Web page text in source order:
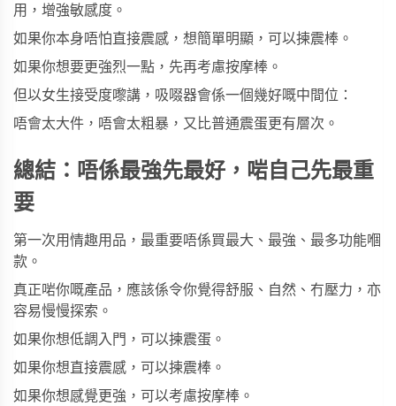
用，增強敏感度。
如果你本身唔怕直接震感，想簡單明顯，可以揀震棒。
如果你想要更強烈一點，先再考慮按摩棒。
但以女生接受度嚟講，吸啜器會係一個幾好嘅中間位：
唔會太大件，唔會太粗暴，又比普通震蛋更有層次。
總結：唔係最強先最好，啱自己先最重
要
第一次用情趣用品，最重要唔係買最大、最強、最多功能嗰
款。
真正啱你嘅產品，應該係令你覺得舒服、自然、冇壓力，亦
容易慢慢探索。
如果你想低調入門，可以揀震蛋。
如果你想直接震感，可以揀震棒。
如果你想感覺更強，可以考慮按摩棒。